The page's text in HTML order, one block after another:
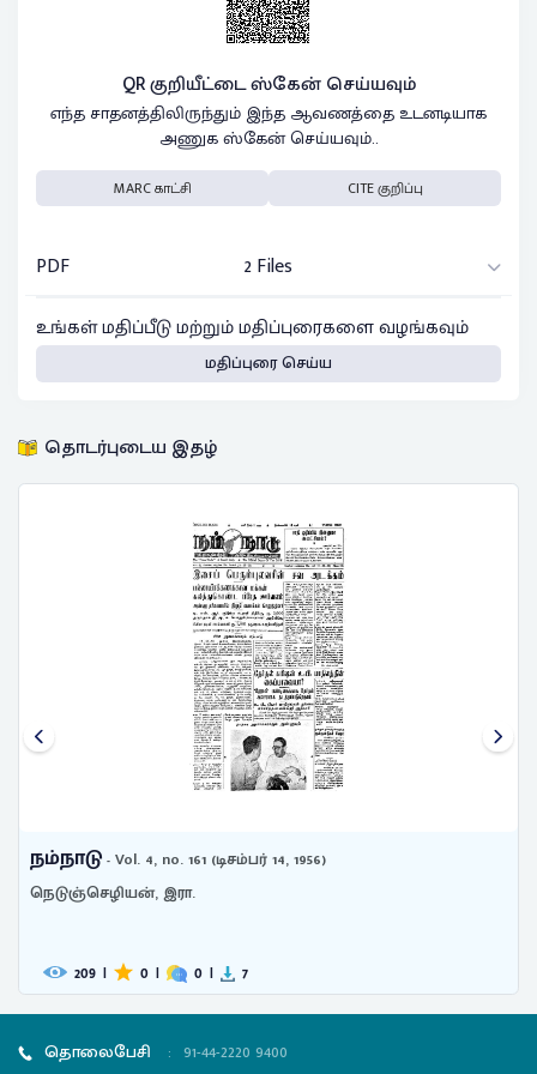
QR குறியீட்டை ஸ்கேன் செய்யவும்
எந்த சாதனத்திலிருந்தும் இந்த ஆவணத்தை உடனடியாக
அணுக ஸ்கேன் செய்யவும்..
MARC காட்சி CITE குறிப்பு
PDF
2 Files
உங்கள் மதிப்பீடு மற்றும் மதிப்புரைகளை வழங்கவும்
மதிப்புரை செய்ய
தொடர்புடைய இதழ்
நம்நாடு- Vol. 4, no. 107 (அக்டோபர் 13, 1956)
நெடுஞ்செழியன், இரா.
183
தொலைபேசி : 91-44-2220 9400